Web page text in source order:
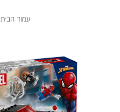
עמוד הבית